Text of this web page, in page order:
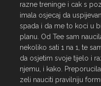
razne treninge i cak s
imala osjecaj da
spada i da me to koci u
planu. Od Tee sam
nekoliko sati 1 na 1, te
da osjetim svoje tijelo i
njemu, i kako.
zeli nauciti pravilniju